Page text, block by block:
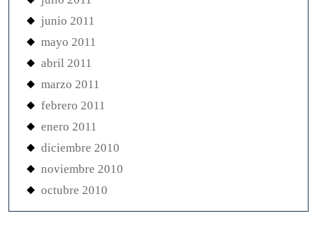
junio 2011
mayo 2011
abril 2011
marzo 2011
febrero 2011
enero 2011
diciembre 2010
noviembre 2010
octubre 2010